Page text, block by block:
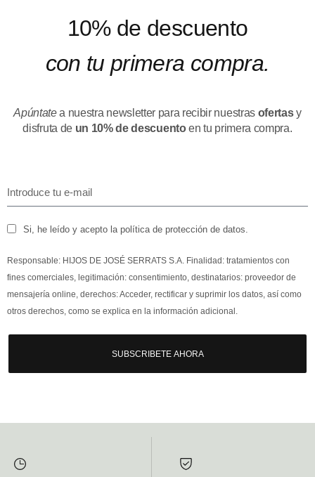
10% de descuento
con tu primera compra.
Apúntatea nuestra newsletter para recibir nuestras ofertasy
disfruta de un 10% de descuentoen tu primera compra.
Si, he leído y acepto la política de protección de datos.
Responsable: HIJOS DE JOSÉ SERRATS S.A. Finalidad: tratamientos con
fines comerciales, legitimación: consentimiento, destinatarios: proveedor de
mensajería online, derechos: Acceder, rectificar y suprimir los datos, así como
otros derechos, como se explica en la información adicional.
SUBSCRIBETE AHORA